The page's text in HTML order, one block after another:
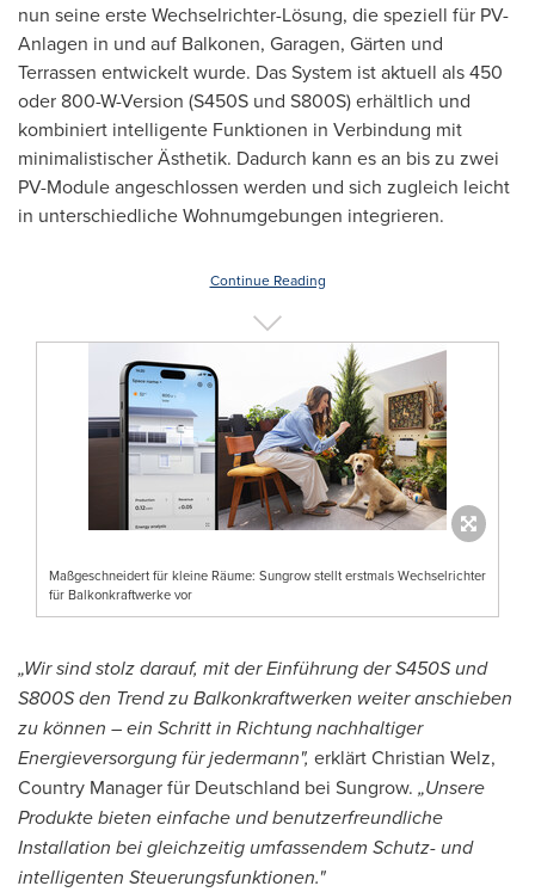
nun seine erste Wechselrichter-Lösung, die speziell für PV-
Anlagen in und auf Balkonen, Garagen, Gärten und
Terrassen entwickelt wurde. Das System ist aktuell als 450
oder 800-W-Version (S450S und S800S) erhältlich und
kombiniert intelligente Funktionen in Verbindung mit
minimalistischer Ästhetik. Dadurch kann es an bis zu zwei
PV-Module angeschlossen werden und sich zugleich leicht
in unterschiedliche Wohnumgebungen integrieren.
Continue Reading
Maßgeschneidert für kleine Räume: Sungrow stellt erstmals Wechselrichter
für Balkonkraftwerke vor
„Wir sind stolz darauf, mit der Einführung der S450S und
S800S den Trend zu Balkonkraftwerken weiter anschieben
zu können – ein Schritt in Richtung nachhaltiger
Energieversorgung für jedermann", erklärtChristian Welz,
Country Manager für Deutschland bei Sungrow. „Unsere
Produkte bieten einfache und benutzerfreundliche
Installation bei gleichzeitig umfassendem Schutz- und
intelligenten Steuerungsfunktionen."